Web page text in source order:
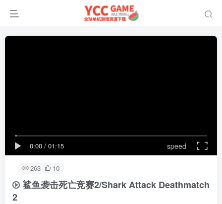
0:00 / 01:15 speed
263 10
鲨鱼袭击死亡竞赛2/Shark Attack Deathmatch
2